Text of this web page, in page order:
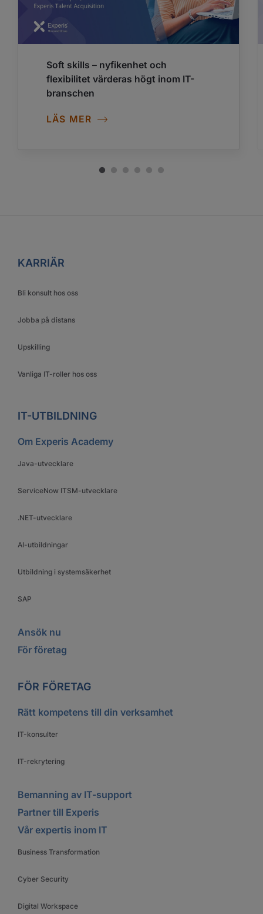
Soft skills – nyfikenhet och
flexibilitet värderas högt inom IT-
branschen
LÄS MER
KARRIÄR
Bli konsult hos oss
Jobba på distans
Upskilling
Vanliga IT-roller hos oss
IT-UTBILDNING
Om Experis Academy
Java-utvecklare
ServiceNow ITSM-utvecklare
.NET-utvecklare
AI-utbildningar
Utbildning i systemsäkerhet
SAP
Ansök nu
För företag
FÖR FÖRETAG
Rätt kompetens till din verksamhet
IT-konsulter
IT-rekrytering
Bemanning av IT-support
Partner till Experis
Vår expertis inom IT
Business Transformation
Cyber Security
Digital Workspace